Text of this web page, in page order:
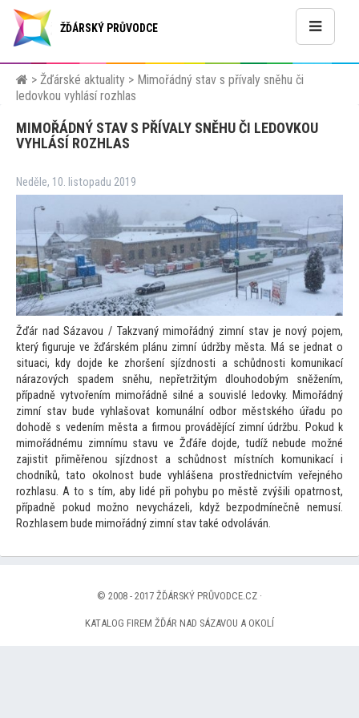
ŽĎÁRSKÝ PRŮVODCE
> Žďárské aktuality > Mimořádný stav s přívaly sněhu či
ledovkou vyhlásí rozhlas
MIMOŘÁDNÝ STAV S PŘÍVALY SNĚHU ČI LEDOVKOU
VYHLÁSÍ ROZHLAS
Neděle, 10. listopadu 2019
Žďár nad Sázavou / Takzvaný mimořádný zimní stav je nový pojem,
který figuruje ve žďárském plánu zimní údržby města. Má se jednat o
situaci, kdy dojde ke zhoršení sjízdnosti a schůdnosti komunikací
nárazových spadem sněhu, nepřetržitým dlouhodobým sněžením,
případně vytvořením mimořádně silné a souvislé ledovky. Mimořádný
zimní stav bude vyhlašovat komunální odbor městského úřadu po
dohodě s vedením města a firmou provádějící zimní údržbu. Pokud k
mimořádnému zimnímu stavu ve Žďáře dojde, tudíž nebude možné
zajistit přiměřenou sjízdnost a schůdnost místních komunikací i
chodníků, tato okolnost bude vyhlášena prostřednictvím veřejného
rozhlasu. A to s tím, aby lidé při pohybu po městě zvýšili opatrnost,
případně pokud možno nevycházeli, když bezpodmínečně nemusí.
Rozhlasem bude mimořádný zimní stav také odvoláván.
© 2008 - 2017 ŽĎÁRSKÝ PRŮVODCE.CZ ·
KATALOG FIREM ŽĎÁR NAD SÁZAVOU A OKOLÍ